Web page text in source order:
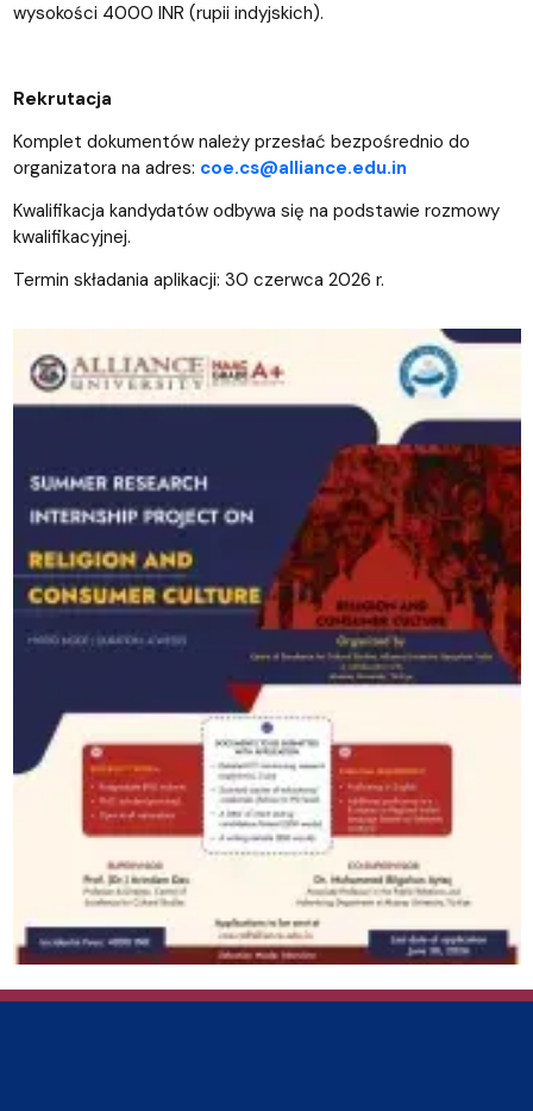
wysokości 4000 INR (rupii indyjskich).
Rekrutacja
Komplet dokumentów należy przesłać bezpośrednio do
organizatora na adres: coe.cs@alliance.edu.in
Kwalifikacja kandydatów odbywa się na podstawie rozmowy
kwalifikacyjnej.
Termin składania aplikacji: 30 czerwca 2026 r.